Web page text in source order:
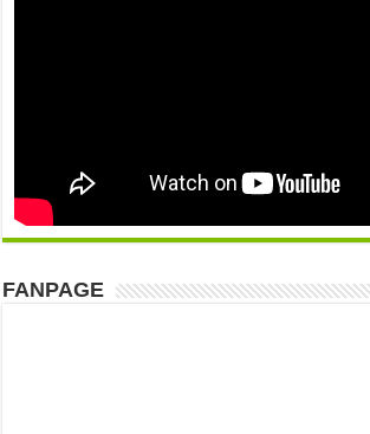
FANPAGE